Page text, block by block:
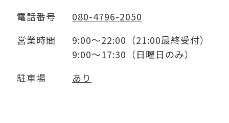
電話番号
080-4796-2050
営業時間
9:00～22:00（21:00最終受付）
9:00～17:30（日曜日のみ）
駐車場
あり